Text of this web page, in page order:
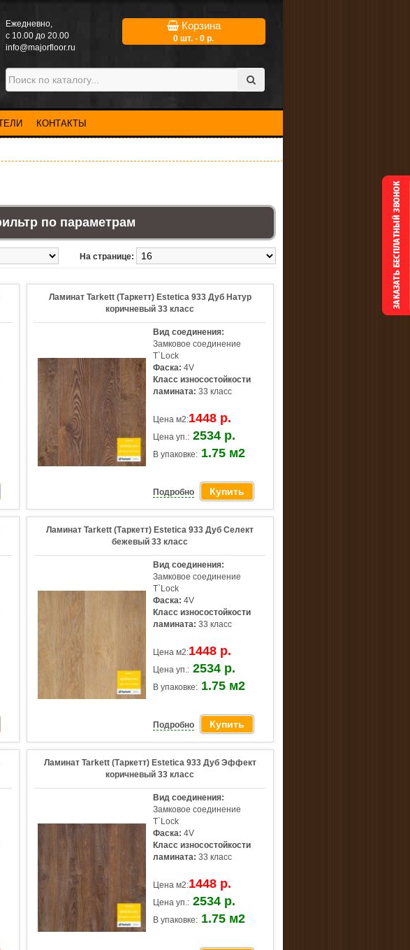
Eжедневно,
с 10.00 до 20.00
info@majorfloor.ru
Корзина
0 шт. - 0 р.
КОНТАКТЫ
по параметрам
На странице:
Ламинат Tarkett (Таркетт) Estetica 933 Дуб Натур
коричневый 33 класс
Вид соединения:
Замковое соединение
T`Lock
Фаска: 4V
Класс износостойкости
ламината: 33 класс
Цена м2:1448 р.
Цена уп.: 2534 р.
В упаковке: 1.75 м2
Подробно Купить
Ламинат Tarkett (Таркетт) Estetica 933 Дуб Селект
бежевый 33 класс
Вид соединения:
Замковое соединение
T`Lock
Фаска: 4V
Класс износостойкости
ламината: 33 класс
Цена м2:1448 р.
Цена уп.: 2534 р.
В упаковке: 1.75 м2
Подробно Купить
Ламинат Tarkett (Таркетт) Estetica 933 Дуб Эффект
коричневый 33 класс
Вид соединения:
Замковое соединение
T`Lock
Фаска: 4V
Класс износостойкости
ламината: 33 класс
Цена м2:1448 р.
Цена уп.: 2534 р.
В упаковке: 1.75 м2